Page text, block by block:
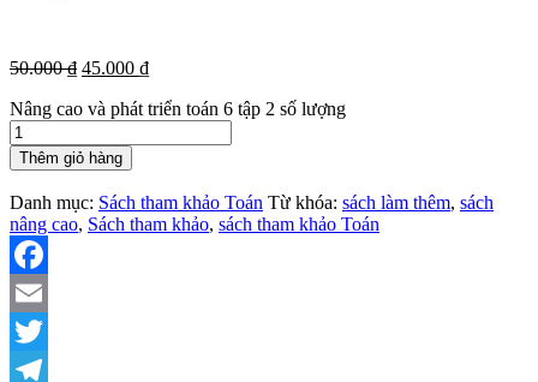
50.000₫ 45.000 ₫
Nâng cao và phát triển toán 6 tập 2 số lượng
Thêm giỏ hàng
Danh mục: Sách tham khảo Toán Từ khóa: sách làm thêm, sách
nâng cao, Sách tham khảo, sách tham khảo Toán
Facebook
Email
Twitter